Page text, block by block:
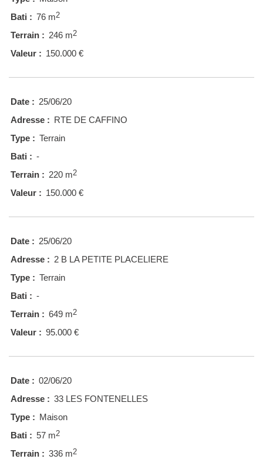
Bati : 76 m2
Terrain : 246 m2
Valeur : 150.000 €
Date : 25/06/20
Adresse : RTE DE CAFFINO
Type : Terrain
Bati : -
Terrain : 220 m2
Valeur : 150.000 €
Date : 25/06/20
Adresse : 2 B LA PETITE PLACELIERE
Type : Terrain
Bati : -
Terrain : 649 m2
Valeur : 95.000 €
Date : 02/06/20
Adresse : 33 LES FONTENELLES
Type : Maison
Bati : 57 m2
Terrain : 336 m2